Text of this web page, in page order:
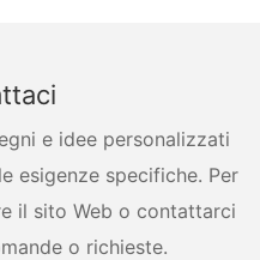
e idee personalizzati
esigenze specifiche. Per
il sito Web o contattarci
o richieste.